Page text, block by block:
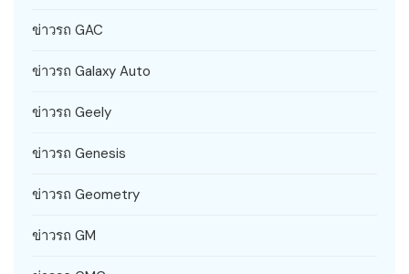
ข่าวรถ GAC
ข่าวรถ Galaxy Auto
ข่าวรถ Geely
ข่าวรถ Genesis
ข่าวรถ Geometry
ข่าวรถ GM